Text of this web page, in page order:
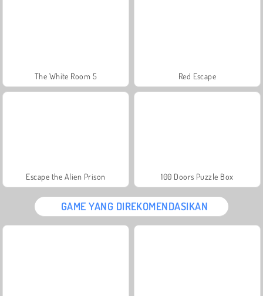
The White Room 5 Red Escape
Escape the Alien Prison 100 Doors Puzzle Box
GAME YANG DIREKOMENDASIKAN